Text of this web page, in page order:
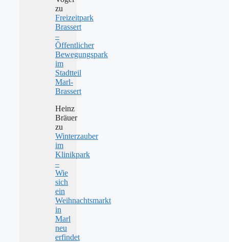
zu
Freizeitpark
Brassert
–
Öffentlicher
Bewegungspark
im
Stadtteil
Marl-
Brassert
Heinz
Bräuer
zu
Winterzauber
im
Klinikpark
–
Wie
sich
ein
Weihnachtsmarkt
in
Marl
neu
erfindet